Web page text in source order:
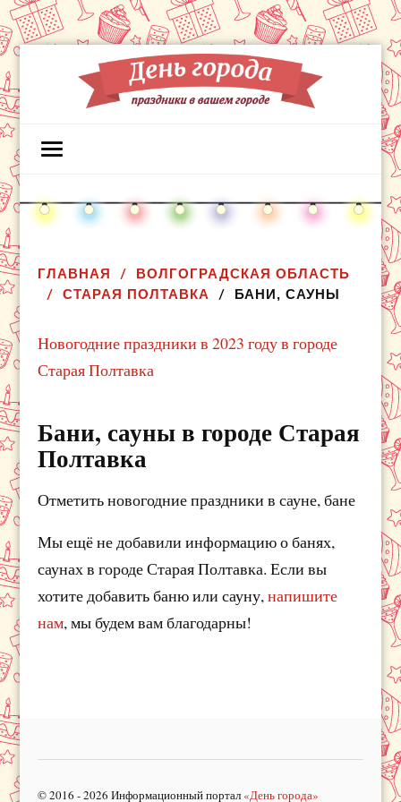
ГЛАВНАЯ
ВОЛГОГРАДСКАЯ ОБЛАСТЬ
СТАРАЯ ПОЛТАВКА
БАНИ, САУНЫ
Новогодние праздники в 2023 году в городе
Старая Полтавка
Бани, сауны в городе Старая
Полтавка
Отметить новогодние праздники в сауне, бане
Мы ещё не добавили информацию о банях,
саунах в городе Старая Полтавка. Если вы
хотите добавить баню или сауну,напишите
нам, мы будем вам благодарны!
© 2016 - 2026 Информационный портал «День города»